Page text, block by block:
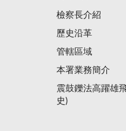
檢察長介紹
歷史沿革
管轄區域
本署業務簡介
震鼓鑠法高躍雄
史)